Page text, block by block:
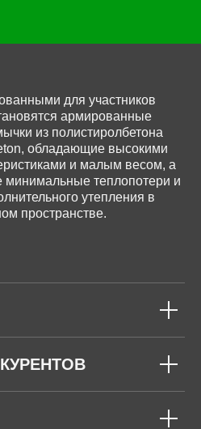
для участников
армированные
из полистиролбетона
обладающие высокими
и малым весом, а
теплопотери и
утепления в
пространстве.